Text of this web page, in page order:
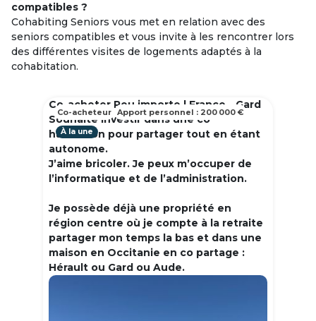
compatibles ?
Cohabiting Seniors vous met en relation avec des
seniors compatibles et vous invite à les rencontrer lors
des différentes visites de logements adaptés à la
cohabitation.
Co-acheter Peu importe | France - Gard
Souhaite investir dans une co
habitation pour partager tout en étant
autonome.
J’aime bricoler. Je peux m’occuper de
l’informatique et de l’administration.
Je possède déjà une propriété en
région centre où je compte à la retraite
partager mon temps la bas et dans une
maison en Occitanie en co partage :
Hérault ou Gard ou Aude.
À la une
Co-acheteur Apport personnel : 200 000 €